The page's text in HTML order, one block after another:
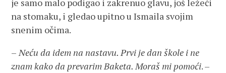
je samo malo podigao i zakrenuo glavu, još ležeći
na stomaku, i gledao upitno u Ismaila svojim
snenim očima.
–Neću da idem na nastavu. Prvi je dan škole i ne
znam kako da prevarim Baketa. Moraš mi pomoći. –